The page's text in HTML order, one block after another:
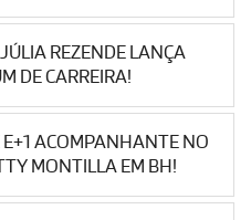
REZENDE LANÇA
DE CARREIRA!
E+1 ACOMPANHANTE NO
MONTILLA EM BH!